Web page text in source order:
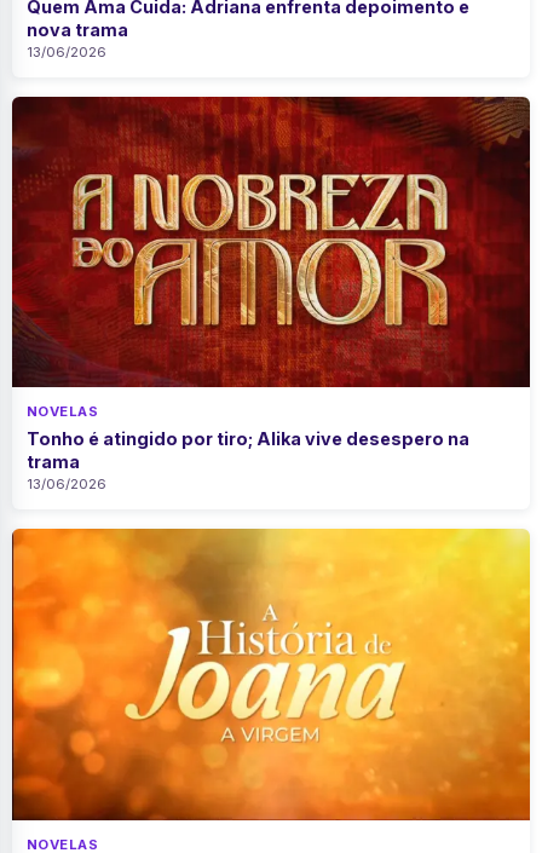
Quem Ama Cuida: Adriana enfrenta depoimento e
nova trama
13/06/2026
NOVELAS
Tonho é atingido por tiro; Alika vive desespero na
trama
13/06/2026
NOVELAS